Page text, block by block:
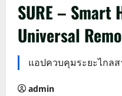
SURE – Smart
Universal
แอปควบคุมระยะไกล
admin